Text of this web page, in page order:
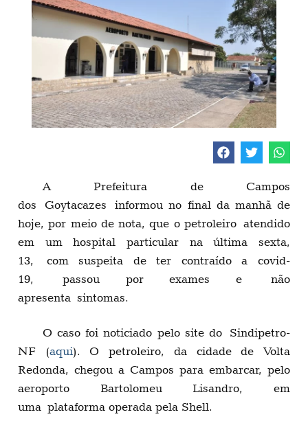
A Prefeitura de Campos
dos Goytacazes informou no final da manhã de
hoje, por meio de nota, que o petroleiro atendido
em um hospital particular na última sexta,
13, com suspeita de ter contraído a covid-
19, passou por exames e não
apresenta sintomas.
O caso foi noticiado pelo site do Sindipetro-
NF (aqui). O petroleiro, da cidade de Volta
Redonda, chegou a Campos para embarcar, pelo
aeroporto Bartolomeu Lisandro, em
uma plataforma operada pela Shell.